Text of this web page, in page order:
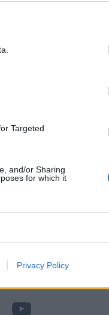
Targeted
and/or Sharing
for which it
Privacy Policy